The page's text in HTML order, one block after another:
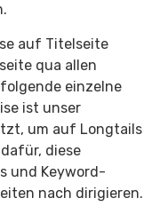
auf Titelseite
qua allen
einzelne
ist unser
um auf Longtails
diese
und Keyword-
nach dirigieren.